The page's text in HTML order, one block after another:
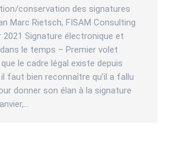
conservation des signatures
Marc Rietsch, FISAM Consulting
2021 Signature électronique et
le temps – Premier volet
le cadre légal existe depuis
faut bien reconnaître qu’il a fallu
donner son élan à la signature